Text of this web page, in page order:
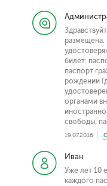
размещена.
билет:
паспорт
рождении
органами
свободы;
19.07.2016
Иван
Уже лет 10
каждого